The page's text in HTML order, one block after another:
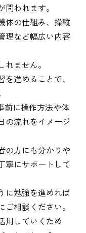
われます。
体の仕組み、操縦
理など幅広い内容
ません。
進めることで、
前に操作方法や体
の流れをイメージ
の方にも分かりや
寧にサポートして
に勉強を進めれば
相談ください。
用していくため